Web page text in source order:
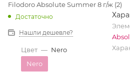
Filodoro Absolute Summer 8 г/ж (2)
Достаточно
Нашли дешевле?
Цвет — Nero
Nero